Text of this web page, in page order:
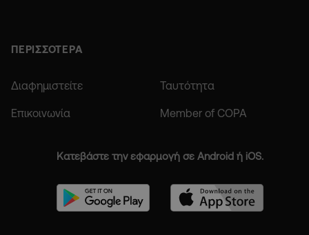
ΠΕΡΙΣΣΟΤΕΡΑ
Διαφημιστείτε Ταυτότητα
Επικοινωνία Member of COPA
Κατεβάστε την εφαρμογή σε Android ή iOS.